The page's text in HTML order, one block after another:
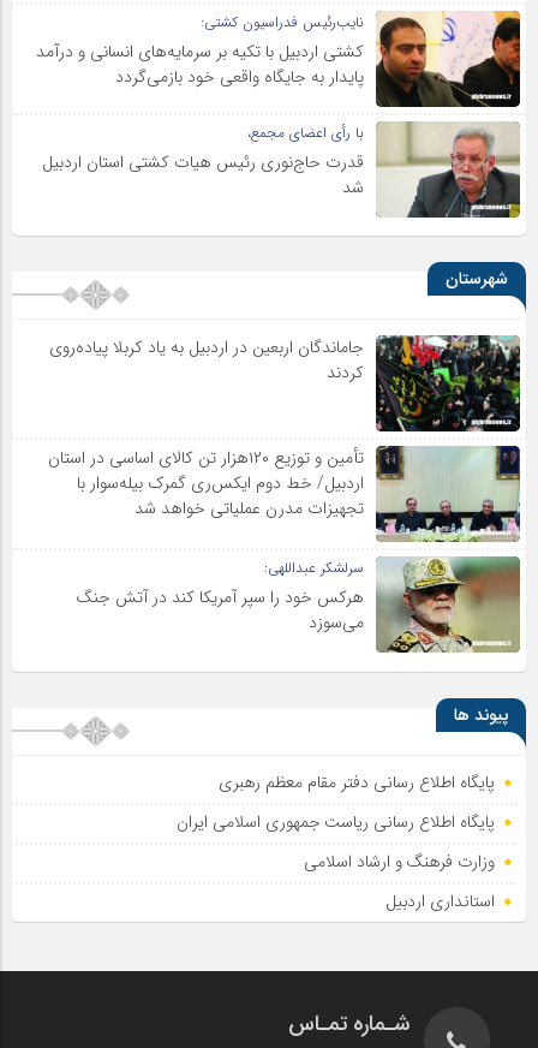
نایب‌رئیس فدراسیون کشتی:
کشتی اردبیل با تکیه بر سرمایه‌های انسانی و درآمد
پایدار به جایگاه واقعی خود بازمی‌گردد
با رأی اعضای مجمع،
قدرت حاج‌نوری رئیس هیات کشتی استان اردبیل
شد
شهرستان
جاماندگان اربعین در اردبیل به یاد کربلا پیاده‌روی
کردند
تأمین و توزیع ۱۲۰هزار تن کالای اساسی در استان
اردبیل/ خط دوم ایکس‌ری گمرک بیله‌سوار با
تجهیزات مدرن عملیاتی خواهد شد
سرلشکر عبداللهی:
هرکس خود را سپر آمریکا کند در آتش جنگ
می‌سوزد
پیوند ها
پایگاه اطلاع رسانی دفتر مقام معظم رهبری
پایگاه اطلاع‌ رسانی ریاست‌ جمهوری اسلامی ایران
وزارت فرهنگ و ارشاد اسلامی
استانداری اردبیل
شـماره تمـاس